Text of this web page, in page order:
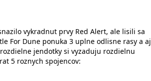
vykradnut prvy Red Alert, ale lisili sa
For Dune ponuka 3 uplne odlisne rasy a aj
jendotky si vyzaduju rozdielnu
5 roznych spojencov: